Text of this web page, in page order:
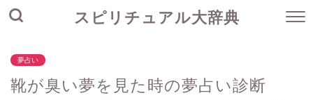
スピリチュアル大辞典
夢占い
靴が臭い夢を見た時の夢占い診断